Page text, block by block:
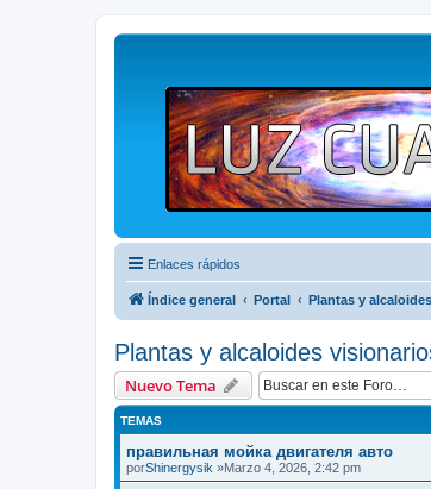
Enlaces rápidos
Índice general Portal Plantas y
Plantas y alcaloides
Nuevo Tema
TEMAS
правильная мойка двигателя авто
porShinergysik »Marzo 4, 2026, 2:42 pm